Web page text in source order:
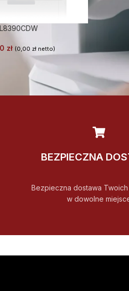
zł (0,00 złnetto)
BEZPIECZNA
Bezpieczna dostawa
w dowolne